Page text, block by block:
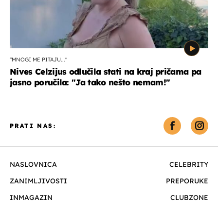
"MNOGI ME PITAJU..."
Nives Celzijus odlučila stati na kraj pričama pa
jasno poručila: "Ja tako nešto nemam!"
NASLOVNICA
CELEBRITY
ZANIMLJIVOSTI
PREPORUKE
INMAGAZIN
CLUBZONE
PRATI NAS: